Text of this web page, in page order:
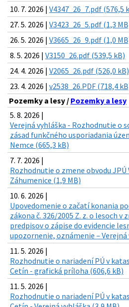
10. 7. 2026 | V4347_26_7.pdf (576,5
27. 5. 2026 | V3423_26_5.pdf (1,3
26. 5. 2026 | V3665_26_9.pdf (1,0
8. 5. 2026 | V3150_26.pdf (539,5 kB)
24. 4. 2026 | V2065_26.pdf (526,0 kB)
23. 4. 2026 | v2538_26.PDF (718,4
Pozemky a lesy / Pozemky a lesy
5. 8. 2026 |
Verejná vyhláška - Rozhodnutie o
zásad funkčného usporiadania
Nemce (665,3 kB)
7. 7. 2026 |
Rozhodnutie o zmene obvodu
Záhumenice (1,9 MB)
10. 6. 2026 |
Upovedomenie o začatí konania
zákona č. 326/2005 Z. z. o lesoch v
predpisov o zápise do evidencie
upozornenie, oznámenie – Verejná
11. 5. 2026 |
Rozhodnutie o nariadení PÚ v
Cetín - grafická príloha (606,6 kB)
11. 5. 2026 |
Rozhodnutie o nariadení PÚ v